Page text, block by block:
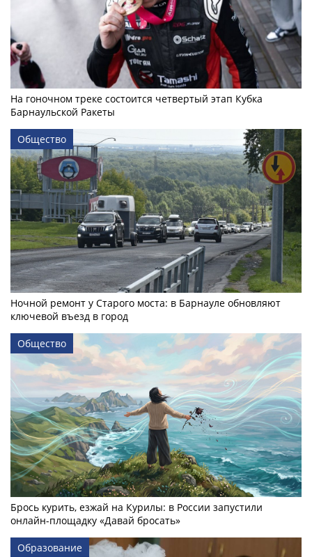
На гоночном треке состоится четвертый этап Кубка
Барнаульской Ракеты
Общество
Ночной ремонт у Старого моста: в Барнауле обновляют
ключевой въезд в город
Общество
Брось курить, езжай на Курилы: в России запустили
онлайн-­площадку «Давай бросать»
Образование